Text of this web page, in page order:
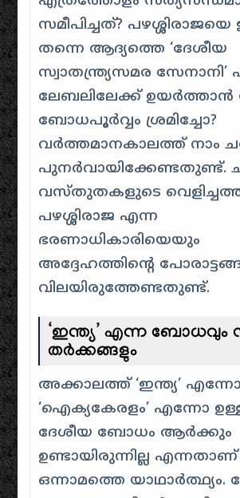
സമീപിച്ചത്? പഴശ്ശിരാജയെ
തന്നെ ആദ്യത്തെ ‘ദേശീയ
സ്വാതന്ത്ര്യസമര സേനാനി’
ലേബലിലേക്ക് ഉയർത്താൻ
ബോധപൂർവ്വം ശ്രമിച്ചോ?
വർത്തമാനകാലത്ത് നാം
പുനർവായിക്കേണ്ടതുണ്ട്.
വസ്തുതകളുടെ
പഴശ്ശിരാജ എന്ന
ഭരണാധികാരിയെയും
അദ്ദേഹത്തിന്റെ
വിലയിരുത്തേണ്ടതുണ്ട്.
‘ഇന്ത്യ’ എന്ന ബോധവും
തർക്കങ്ങളും
അക്കാലത്ത് ‘ഇന്ത്യ’ എന്നോ
‘ഐക്യകേരളം’ എന്നോ
ദേശീയ ബോധം ആർക്കും
ഉണ്ടായിരുന്നില്ല എന്നതാണ്
ഒന്നാമത്തെ യാഥാർത്ഥ്യം.